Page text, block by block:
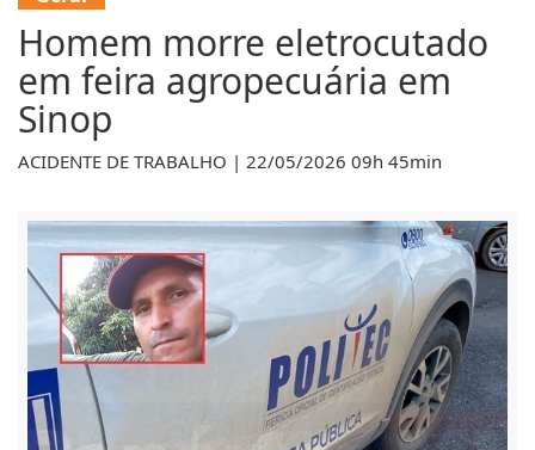
Homem morre eletrocutado
em feira agropecuária em
Sinop
ACIDENTE DE TRABALHO | 22/05/2026 09h 45min